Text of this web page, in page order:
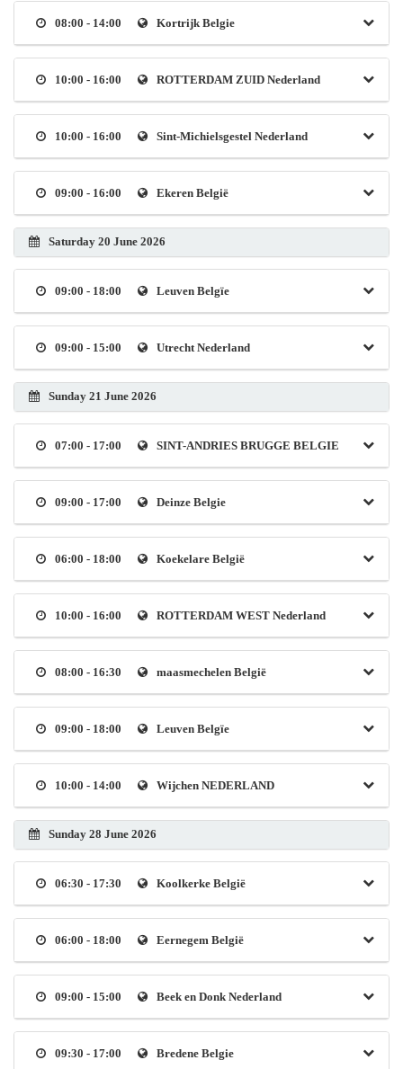
08:00 - 14:00 Kortrijk Belgie
10:00 - 16:00 ROTTERDAM ZUID Nederland
10:00 - 16:00 Sint-Michielsgestel Nederland
09:00 - 16:00 Ekeren België
Saturday 20 June 2026
09:00 - 18:00 Leuven Belgïe
09:00 - 15:00 Utrecht Nederland
Sunday 21 June 2026
07:00 - 17:00 SINT-ANDRIES BRUGGE BELGIE
09:00 - 17:00 Deinze Belgie
06:00 - 18:00 Koekelare België
10:00 - 16:00 ROTTERDAM WEST Nederland
08:00 - 16:30 maasmechelen België
09:00 - 18:00 Leuven Belgïe
10:00 - 14:00 Wijchen NEDERLAND
Sunday 28 June 2026
06:30 - 17:30 Koolkerke België
06:00 - 18:00 Eernegem België
09:00 - 15:00 Beek en Donk Nederland
09:30 - 17:00 Bredene Belgie